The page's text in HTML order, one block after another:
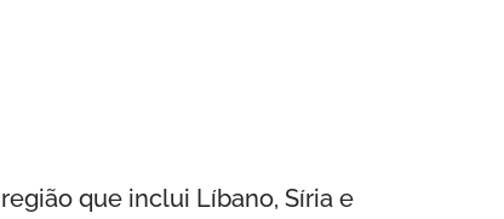
que inclui Líbano, Síria e